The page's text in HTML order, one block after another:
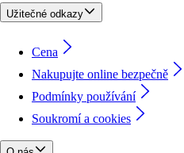
Užitečné odkazy
Cena
Nakupujte online bezpečně
Podmínky používání
Soukromí a cookies